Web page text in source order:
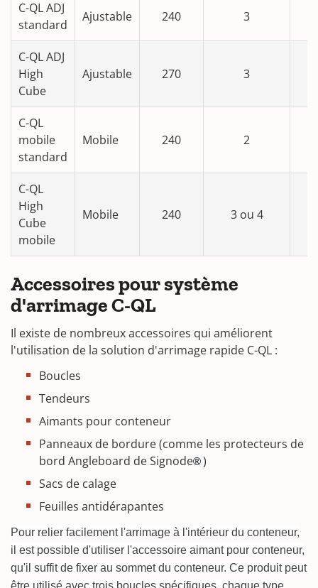
C-QL ADJ
standard
Ajustable 240 3
C-QL ADJ
High
Cube
Ajustable 270 3
C-QL
mobile
standard
Mobile 240 2
C-QL
High
Cube
mobile
Mobile 240 3 ou 4
Accessoires pour système
d'arrimage C-QL
Il existe de nombreux accessoires qui améliorent
l'utilisation de la solution d'arrimage rapide C-QL :
Boucles
Tendeurs
Aimants pour conteneur
Panneaux de bordure (comme les protecteurs de
bord Angleboard de Signode®)
Sacs de calage
Feuilles antidérapantes
Pour relier facilement l'arrimage à l'intérieur du conteneur,
il est possible d'utiliser l'accessoire aimant pour conteneur,
qu'il suffit de fixer au sommet du conteneur. Ce produit peut
être utilisé avec trois boucles spécifiques, chaque type